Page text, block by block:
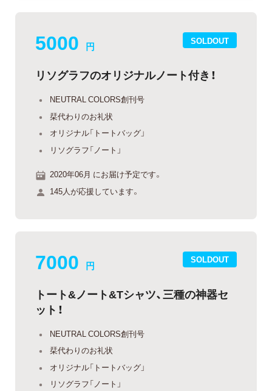
SOLDOUT
5000 円
リソグラフのオリジナルノート付き！
NEUTRAL COLORS創刊号
栞代わりのお礼状
オリジナル「トートバッグ」
リソグラフ「ノート」
2020年06月 にお届け予定です。
145人が応援しています。
SOLDOUT
7000 円
トート&ノート&Tシャツ、三種の神器セ
ット！
NEUTRAL COLORS創刊号
栞代わりのお礼状
オリジナル「トートバッグ」
リソグラフ「ノート」